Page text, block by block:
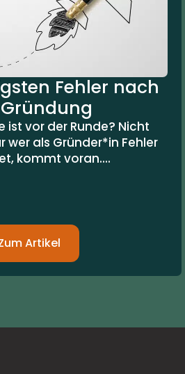
Fehler nach
ist vor der Runde? Nicht
wer als Gründer*in Fehler
kommt voran....
Artikel